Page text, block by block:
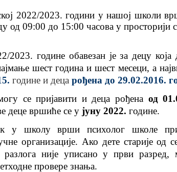
2022/2023. години у нашој школи
од 09:00 до 15:00 часова у просторији
2/2023. године обавезан је за децу
шест година и шест месеци, а
године и деца рођена до 29.02.2016.
се пријавити и деца рођена од
деце вршиће се у јуну 2022. године.
у школу врши психолог школе
организације. Ако дете старије од
разлога није уписано у први
провере знања.